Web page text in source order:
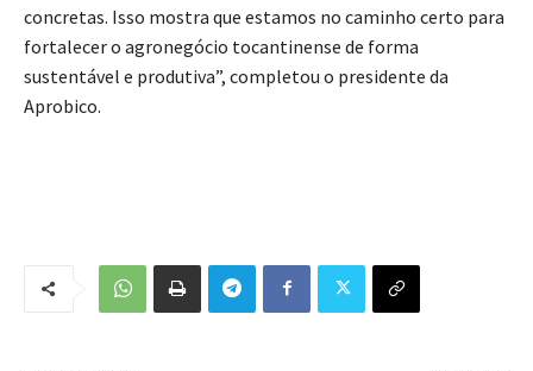
concretas. Isso mostra que estamos no caminho certo para
fortalecer o agronegócio tocantinense de forma
sustentável e produtiva”, completou o presidente da
Aprobico.